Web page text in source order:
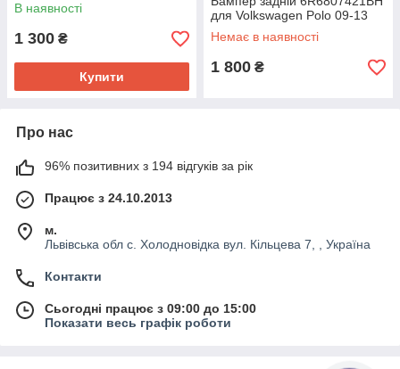
В наявності
1 300 ₴
Купити
для Volkswagen Polo 09-13
Немає в наявності
1 800 ₴
Про нас
96% позитивних з 194 відгуків за рік
Працює з 24.10.2013
м.
Львівська обл с. Холодновідка вул. Кільцева 7, , Україна
Контакти
Сьогодні працює з 09:00 до 15:00
Показати весь графік роботи